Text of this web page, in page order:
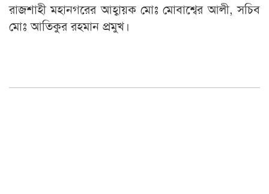
রাজশাহী মহানগরের আহ্বায়ক মোঃ মোবাশ্বের আলী, সচিব
মোঃ আতিকুর রহমান প্রমুখ।